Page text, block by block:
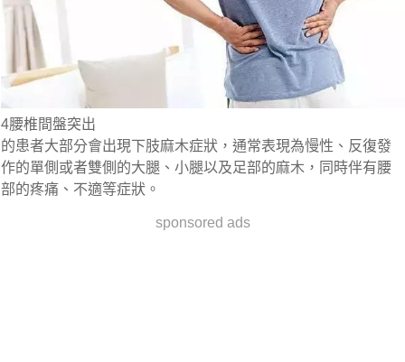
4腰椎間盤突出
的患者大部分會出現下肢麻木症狀，通常表現為慢性、反復發
作的單側或者雙側的大腿、小腿以及足部的麻木，同時伴有腰
部的疼痛、不適等症狀。
sponsored ads